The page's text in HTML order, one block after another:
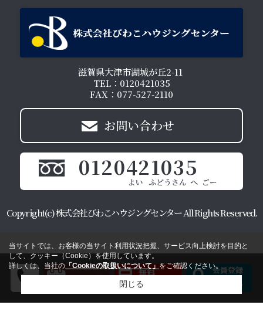
滋賀県大津市湖城が丘2-11
TEL：0120421035
FAX：077-527-2110
お問い合わせ
0120421035
Copyright(c) 株式会社びわこハウジングセンター All Rights Reserved.
当サイトでは、お客様の当サイト利用状況把握、サービス向上検討を目的と
して、クッキー（Cookie）を使用しています。
詳しくは、当社の 「Cookieの取扱いについて」 をご確認ください。
閉じる